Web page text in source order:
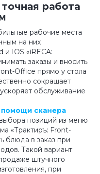
работа
рабочие места
на них
IOS «iRECA:
заказы и вносить
Office прямо у стола
сокращает
обслуживание
помощи сканера
позиций из меню
«Трактиръ: Front-
блюда в заказ при
Такой вариант
штучного
при